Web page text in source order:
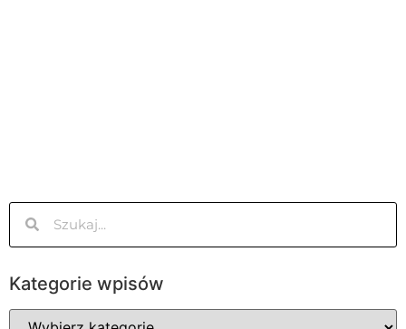
Kategorie wpisów